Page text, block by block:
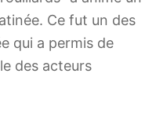
Ce fut un des
qui a permis de
des acteurs